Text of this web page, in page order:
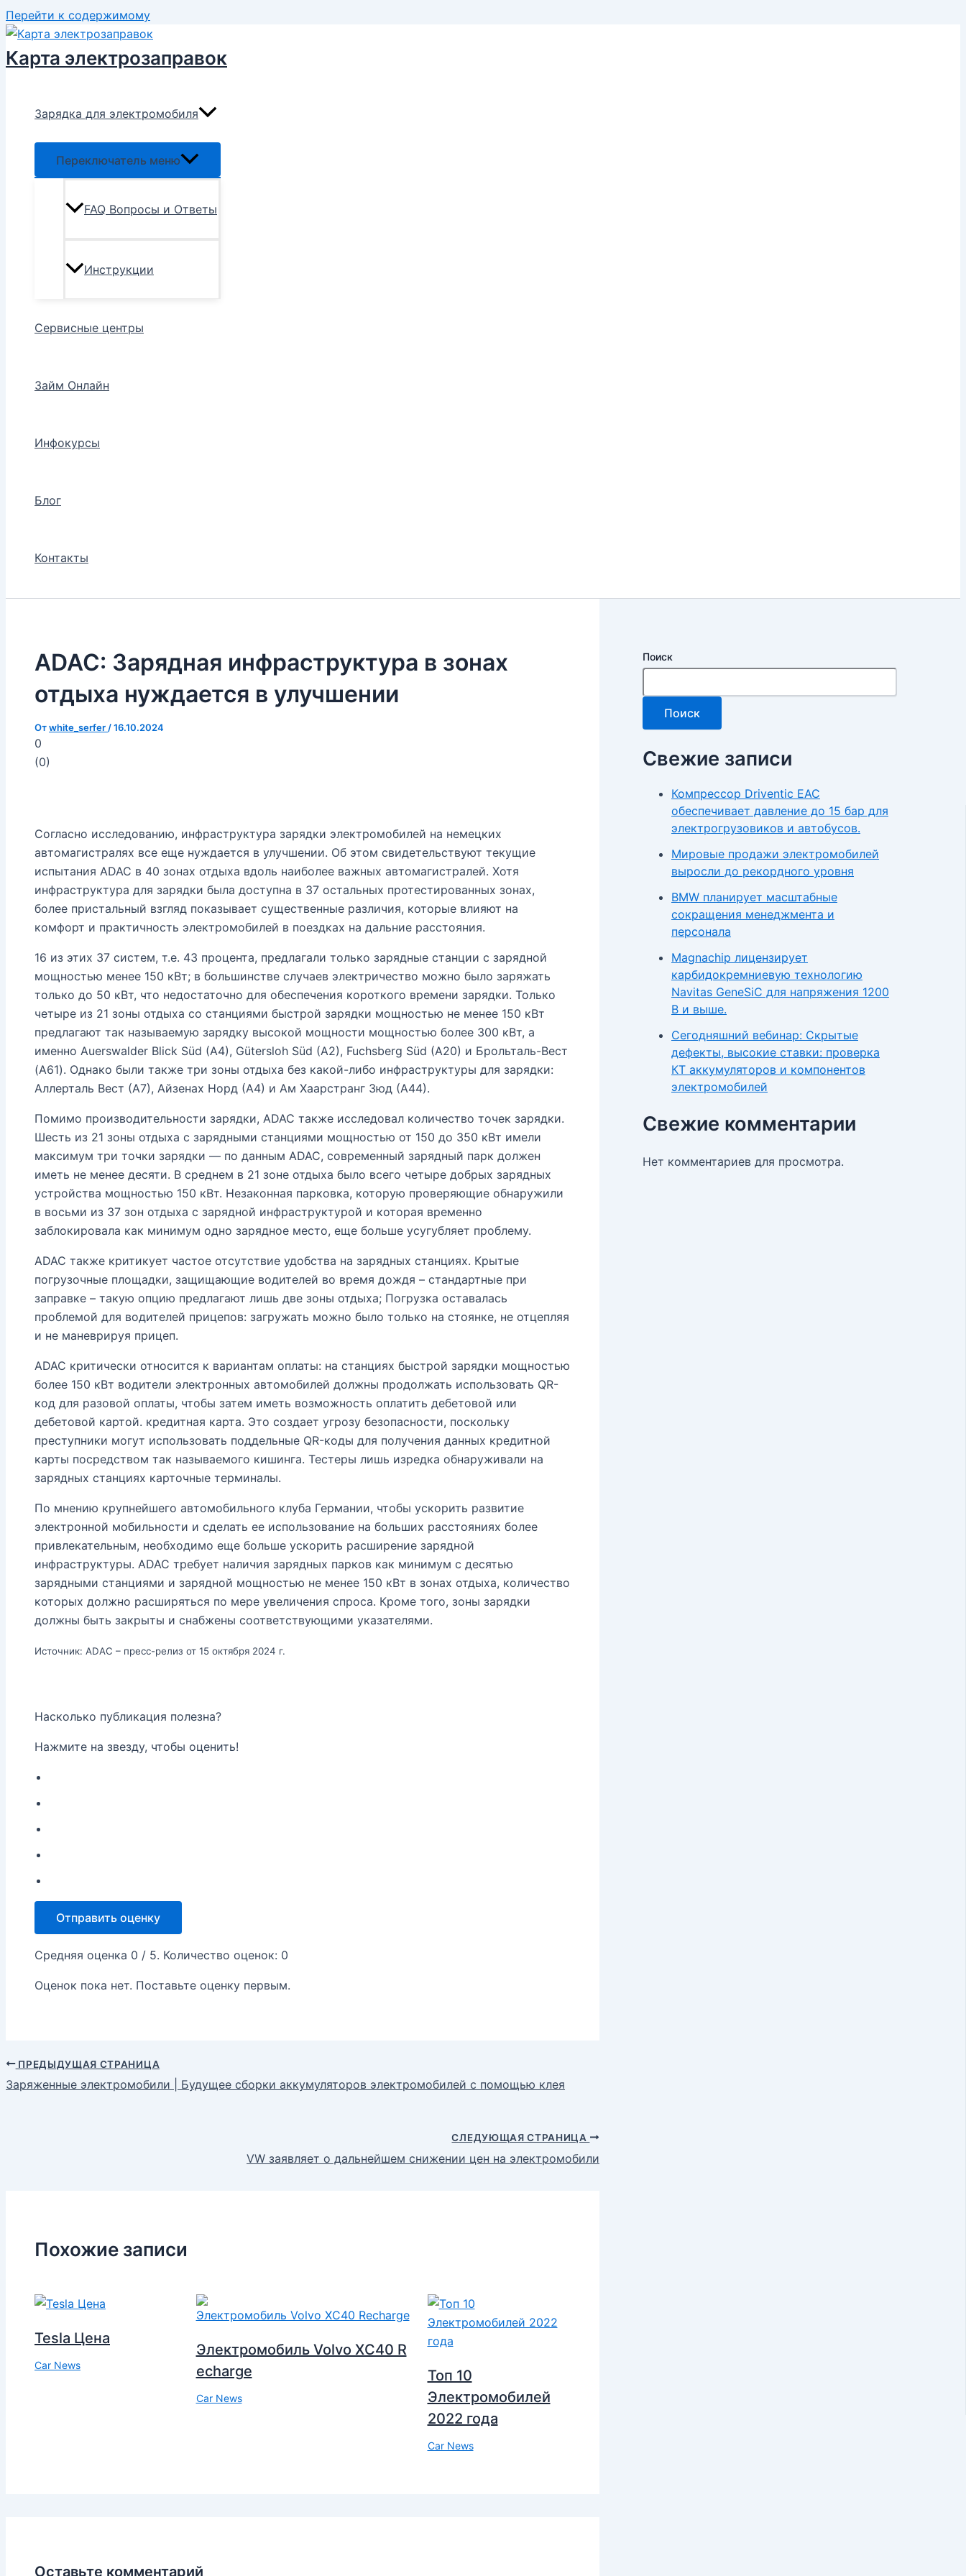
Перейти к содержимому
Карта электрозаправок
Зарядка для электромобиля
Переключатель меню
FAQ Вопросы и Ответы
Инструкции
Сервисные центры
Займ Онлайн
Инфокурсы
Блог
Контакты
ADAC: Зарядная инфраструктура в зонах
отдыха нуждается в улучшении
Отwhite_serfer /16.10.2024
0
(0)
Согласно исследованию, инфраструктура зарядки электромобилей на немецких
автомагистралях все еще нуждается в улучшении. Об этом свидетельствуют текущие
испытания ADAC в 40 зонах отдыха вдоль наиболее важных автомагистралей. Хотя
инфраструктура для зарядки была доступна в 37 остальных протестированных зонах,
более пристальный взгляд показывает существенные различия, которые влияют на
комфорт и практичность электромобилей в поездках на дальние расстояния.
16 из этих 37 систем, т.е. 43 процента, предлагали только зарядные станции с зарядной
мощностью менее 150 кВт; в большинстве случаев электричество можно было заряжать
только до 50 кВт, что недостаточно для обеспечения короткого времени зарядки. Только
четыре из 21 зоны отдыха со станциями быстрой зарядки мощностью не менее 150 кВт
предлагают так называемую зарядку высокой мощности мощностью более 300 кВт, а
именно Auerswalder Blick Süd (A4), Gütersloh Süd (A2), Fuchsberg Süd (A20) и Брольталь-Вест
(A61). Однако были также три зоны отдыха без какой-либо инфраструктуры для зарядки:
Аллерталь Вест (А7), Айзенах Норд (А4) и Ам Хаарстранг Зюд (А44).
Помимо производительности зарядки, ADAC также исследовал количество точек зарядки.
Шесть из 21 зоны отдыха с зарядными станциями мощностью от 150 до 350 кВт имели
максимум три точки зарядки — по данным ADAC, современный зарядный парк должен
иметь не менее десяти. В среднем в 21 зоне отдыха было всего четыре добрых зарядных
устройства мощностью 150 кВт. Незаконная парковка, которую проверяющие обнаружили
в восьми из 37 зон отдыха с зарядной инфраструктурой и которая временно
заблокировала как минимум одно зарядное место, еще больше усугубляет проблему.
ADAC также критикует частое отсутствие удобства на зарядных станциях. Крытые
погрузочные площадки, защищающие водителей во время дождя – стандартные при
заправке – такую ​​опцию предлагают лишь две зоны отдыха; Погрузка оставалась
проблемой для водителей прицепов: загружать можно было только на стоянке, не отцепляя
и не маневрируя прицеп.
ADAC критически относится к вариантам оплаты: на станциях быстрой зарядки мощностью
более 150 кВт водители электронных автомобилей должны продолжать использовать QR-
код для разовой оплаты, чтобы затем иметь возможность оплатить дебетовой или
дебетовой картой. кредитная карта. Это создает угрозу безопасности, поскольку
преступники могут использовать поддельные QR-коды для получения данных кредитной
карты посредством так называемого кишинга. Тестеры лишь изредка обнаруживали на
зарядных станциях карточные терминалы.
По мнению крупнейшего автомобильного клуба Германии, чтобы ускорить развитие
электронной мобильности и сделать ее использование на больших расстояниях более
привлекательным, необходимо еще больше ускорить расширение зарядной
инфраструктуры. ADAC требует наличия зарядных парков как минимум с десятью
зарядными станциями и зарядной мощностью не менее 150 кВт в зонах отдыха, количество
которых должно расширяться по мере увеличения спроса. Кроме того, зоны зарядки
должны быть закрыты и снабжены соответствующими указателями.
Источник: ADAC – пресс-релиз от 15 октября 2024 г.
Насколько публикация полезна?
Нажмите на звезду, чтобы оценить!
Отправить оценку
Средняя оценка 0 / 5. Количество оценок: 0
Оценок пока нет. Поставьте оценку первым.
ПРЕДЫДУЩАЯ СТРАНИЦА
Заряженные электромобили | Будущее сборки аккумуляторов электромобилей с помощью клея
СЛЕДУЮЩАЯ СТРАНИЦА
VW заявляет о дальнейшем снижении цен на электромобили
Похожие записи
Tesla Цена
Car News
Электромобиль Volvo XC40 R
echarge
Car News
Топ 10
Электромобилей
2022 года
Car News
Оставьте комментарий
Поиск
Поиск
Свежие записи
Компрессор Driventic EAC
обеспечивает давление до 15 бар для
электрогрузовиков и автобусов.
Мировые продажи электромобилей
выросли до рекордного уровня
BMW планирует масштабные
сокращения менеджмента и
персонала
Magnachip лицензирует
карбидокремниевую технологию
Navitas GeneSiC для напряжения 1200
В и выше.
Сегодняшний вебинар: Скрытые
дефекты, высокие ставки: проверка
КТ аккумуляторов и компонентов
электромобилей
Свежие комментарии
Нет комментариев для просмотра.